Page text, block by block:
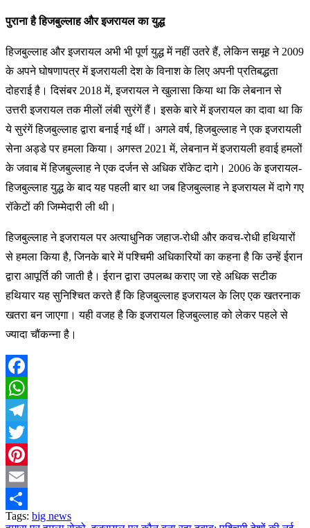
पुराना है हिजबुल्लाह और इजरायल का युद्ध
हिजबुल्लाह और इजरायल अभी भी पूर्ण युद्ध में नहीं उतरे हैं, लेकिन समूह ने 2009
के अपने घोषणापत्र में इजरायली देश के विनाश के लिए अपनी प्रतिबद्धता
दोहराई है। दिसंबर 2018 में, इजरायल ने खुलासा किया था कि लेबनान से
उत्तरी इजरायल तक मीलों लंबी सुरंगें हैं। इसके बारे में इजरायल का दावा था कि
ये सुरंगें हिजबुल्लाह द्वारा बनाई गई थीं। अगले वर्ष, हिजबुल्लाह ने एक इजरायली
सेना अड्डे पर हमला किया। अगस्त 2021 में, लेबनान में इजरायली हवाई हमलों
के जवाब में हिजबुल्लाह ने एक दर्जन से अधिक रॉकेट दागे। 2006 के इजरायल-
हिजबुल्लाह युद्ध के बाद यह पहली बार था जब हिजबुल्लाह ने इजरायल में दागे गए
रॉकेटों की जिम्मेदारी ली थी।
हिजबुल्लाह ने इजरायल पर अत्याधुनिक जहाज-रोधी और कवच-रोधी हथियारों
से हमला किया है, जिनके बारे में पश्चिमी अधिकारियों का कहना है कि उन्हें ईरान
द्वारा आपूर्ति की जाती है। ईरान द्वारा उपलब्ध कराए जा रहे अधिक सटीक
हथियार यह सुनिश्चित करते हैं कि हिजबुल्लाह इजरायल के लिए एक खतरनाक
खतरा बन जाएगा। यही वजह है कि इजरायल हिजबुल्लाह को लेकर पहले से
ज्यादा चौंकन्ना है।
Facebook
WhatsApp
Telegram
Twitter
Pinterest
Email
Share
Tags: big news